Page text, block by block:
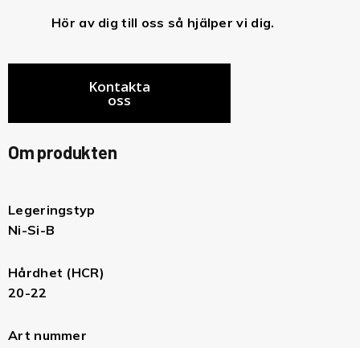
Hör av dig till oss så hjälper vi dig.
Kontakta
oss
Om produkten
Legeringstyp
Ni-Si-B
Hårdhet (HCR)
20-22
Art nummer